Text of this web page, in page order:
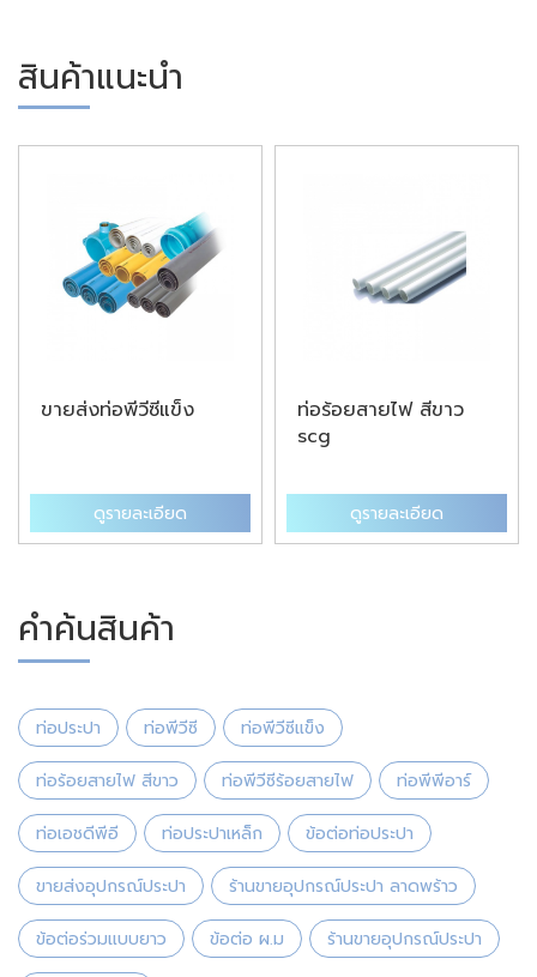
สินค้าแนะนำ
ขายส่งท่อพีวีซีแข็ง
ดูรายละเอียด
ท่อร้อยสายไฟ สีขาว
scg
ดูรายละเอียด
คำค้นสินค้า
ท่อประปา ท่อพีวีซี ท่อพีวีซีแข็ง
ท่อร้อยสายไฟ สีขาว ท่อพีวีซีร้อยสายไฟ ท่อพีพีอาร์
ท่อเอชดีพีอี ท่อประปาเหล็ก ข้อต่อท่อประปา
ขายส่งอุปกรณ์ประปา ร้านขายอุปกรณ์ประปา ลาดพร้าว
ข้อต่อร่วมแบบยาว ข้อต่อ ผ.ม ร้านขายอุปกรณ์ประปา